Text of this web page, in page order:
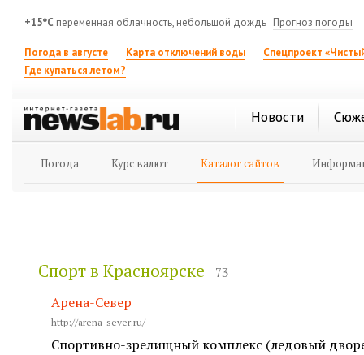
+15°C переменная облачность, небольшой дождь Прогноз погоды
Погода в августе Карта отключений воды
Спецпроект
Где купаться летом?
Новости
Погода Курс валют Каталог сайтов
Спорт в Красноярске 73
Арена-Север
http://arena-sever.ru/
Спортивно-зрелищный комплекс (ледовый